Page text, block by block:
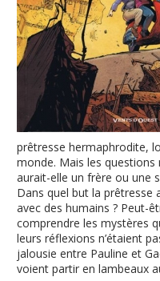
prêtresse hermaphrodite,
monde. Mais les
aurait-elle un frère ou une
Dans quel but la prêtresse
avec des humains ? Peut-
comprendre les mystères
leurs réflexions n’étaient
jalousie entre Pauline et
voient partir en lambeaux